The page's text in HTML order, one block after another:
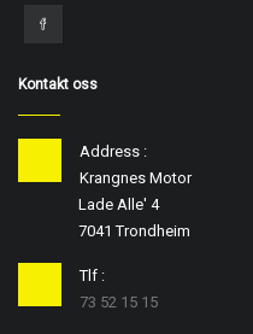
Kontakt oss
Address :
Krangnes Motor
Lade Alle' 4
7041 Trondheim
Tlf :
73 52 15 15